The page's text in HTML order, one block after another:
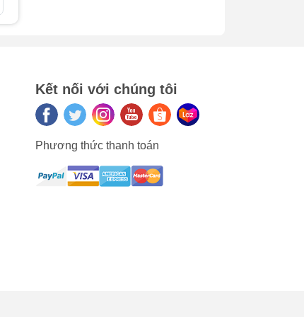
Kết nối với chúng tôi
Phương thức thanh toán